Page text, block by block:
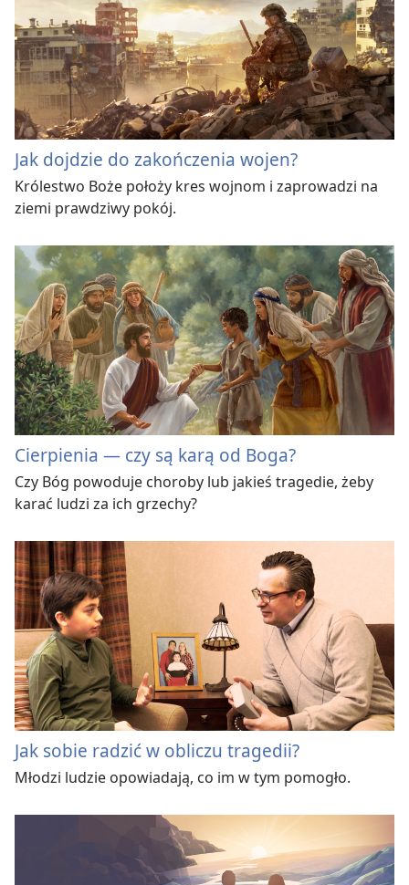
Jak dojdzie do zakończenia wojen?
Królestwo Boże położy kres wojnom i zaprowadzi na
ziemi prawdziwy pokój.
Cierpienia — czy są karą od Boga?
Czy Bóg powoduje choroby lub jakieś tragedie, żeby
karać ludzi za ich grzechy?
Jak sobie radzić w obliczu tragedii?
Młodzi ludzie opowiadają, co im w tym pomogło.